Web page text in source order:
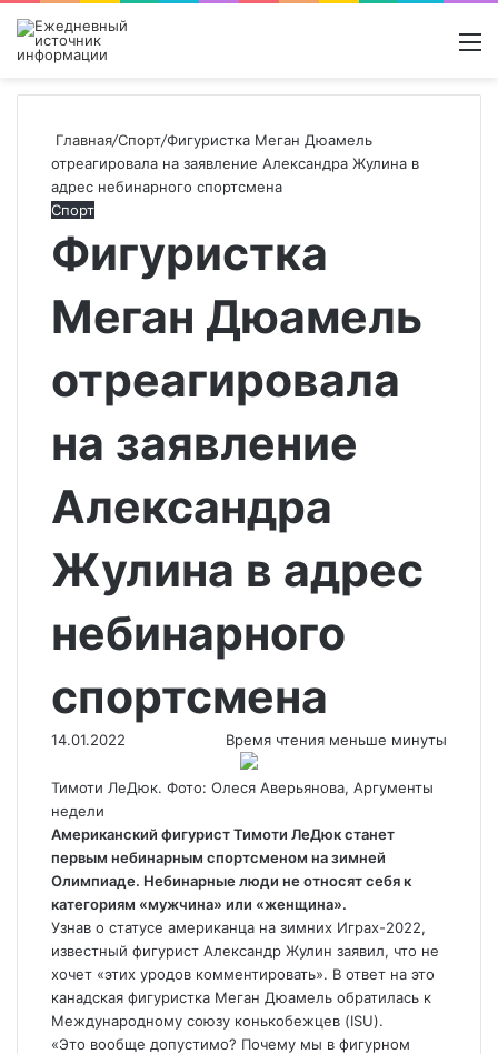
Поиск
Switch
Главная/Спорт/Фигуристка Меган Дюамель
отреагировала на заявление Александра Жулина в
адрес небинарного спортсмена
Спорт
Фигуристка
Меган Дюамель
отреагировала
на заявление
Александра
Жулина в адрес
небинарного
спортсмена
14.01.2022 Время чтения меньше минуты
Тимоти ЛеДюк. Фото: Олеся Аверьянова, Аргументы
недели
Американский фигурист Тимоти ЛеДюк станет
первым небинарным спортсменом на зимней
Олимпиаде. Небинарные люди не относят себя к
категориям «мужчина» или «женщина».
Узнав о статусе американца на зимних Играх-2022,
известный фигурист Александр Жулин заявил, что не
хочет «этих уродов комментировать». В ответ на это
канадская фигуристка Меган Дюамель обратилась к
Международному союзу конькобежцев (ISU).
«Это вообще допустимо? Почему мы в фигурном